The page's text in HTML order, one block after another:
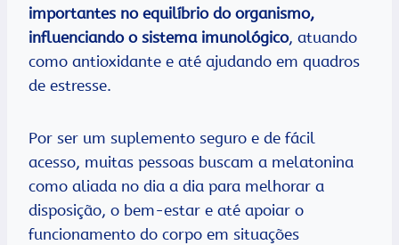
importantes no equilíbrio do organismo,
influenciando o sistema imunológico, atuando
como antioxidante e até ajudando em quadros
de estresse.
Por ser um suplemento seguro e de fácil
acesso, muitas pessoas buscam a melatonina
como aliada no dia a dia para melhorar a
disposição, o bem-estar e até apoiar o
funcionamento do corpo em situações